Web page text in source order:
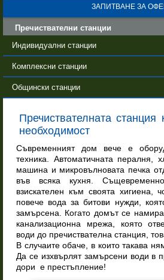
ЗАПИТВАНЕ ЗА
Пречиствателни станции
Индивидуални станции
Комплексни станции
Общински станции
Пречиствателната станция
необходимост
Съвременният дом вече е
техника. Автоматичната пералня,
машина и микровълновата печка
във всяка кухня.
взискателен към своята хигиена,
повече вода за битови нужди,
замърсена. Когато домът се
канализационна мрежа, която
води до пречиствателна станция,
В случаите обаче, в които такава
Да се изхвърлят замърсени води в
дори е престъпление!